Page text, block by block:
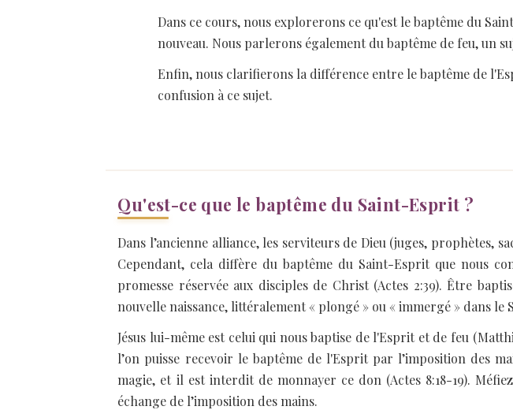
Dans ce cours, nous explorerons ce qu'est le baptême du
nouveau. Nous parlerons également du baptême de feu, un
Enfin, nous clarifierons la différence entre le baptême de
confusion à ce sujet.
Qu'est-ce que le baptême du Saint-Esprit ?
Dans l’ancienne alliance, les serviteurs de Dieu (juges,
Cependant, cela diffère du baptême du Saint-Esprit que nous
promesse réservée aux disciples de Christ (Actes 2:39). Être
nouvelle naissance, littéralement « plongé » ou « immergé » dans le
Jésus lui-même est celui qui nous baptise de l'Esprit et de feu
l’on puisse recevoir le baptême de l'Esprit par l’imposition des
magie, et il est interdit de monnayer ce don (Actes 8:18-19).
échange de l’imposition des mains.